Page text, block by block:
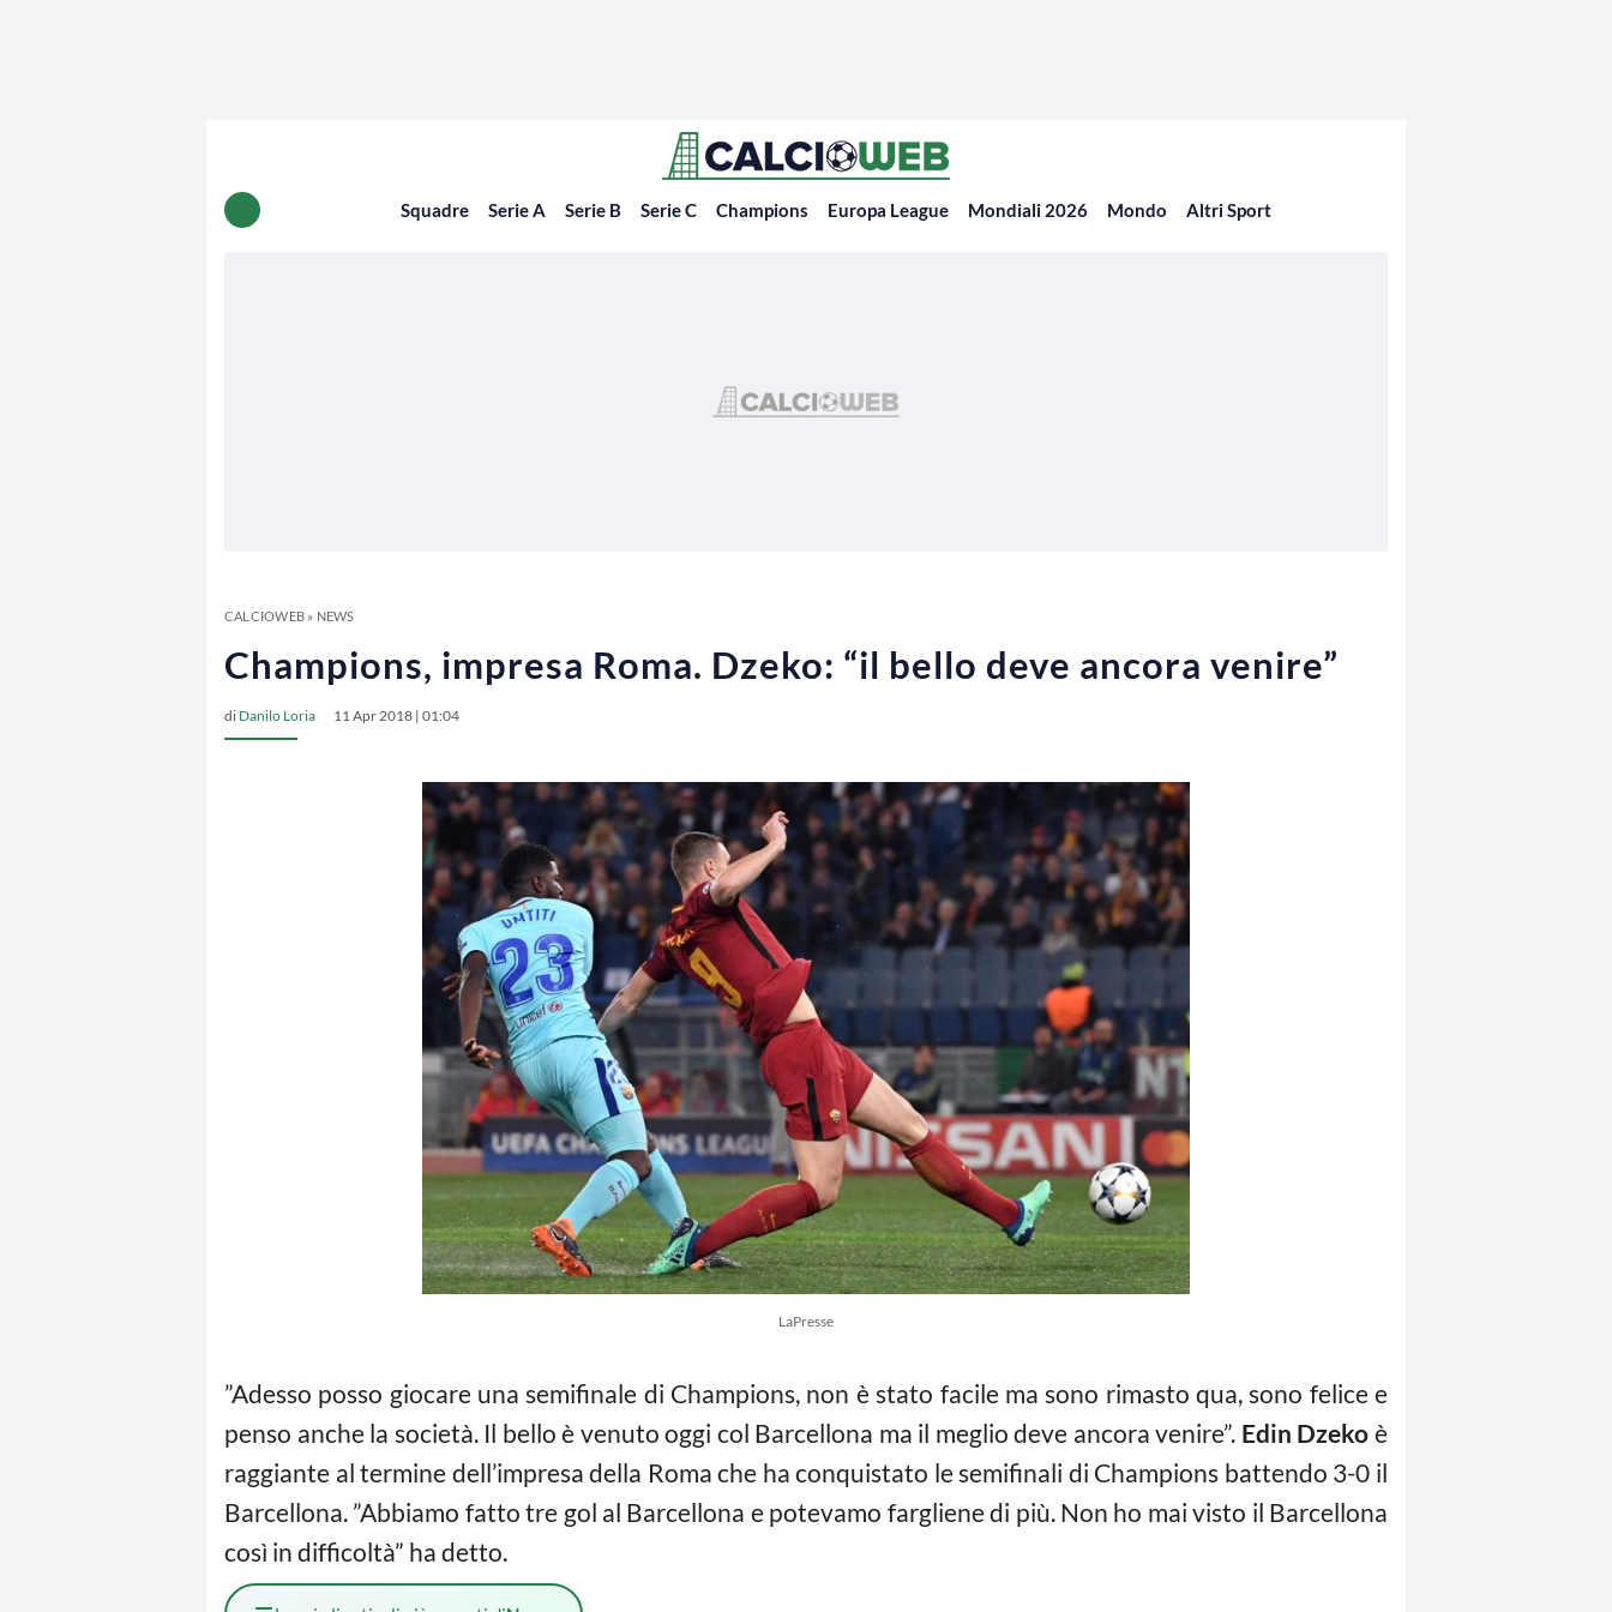
Squadre Serie A Serie B Serie C Champions Europa League Mondiali 2026 Mondo Altri Sport
CALCIOWEB» NEWS
Champions, impresa Roma. Dzeko: “il bello deve ancora venire”
di Danilo Loria 11 Apr 2018 | 01:04
LaPresse
”Adesso posso giocare una semifinale di Champions, non è stato facile ma sono rimasto qua, sono felice e
penso anche la società. Il bello è venuto oggi col Barcellona ma il meglio deve ancora venire”. Edin Dzeko è
raggiante al termine dell’impresa della Roma che ha conquistato le semifinali di Champions battendo 3-0 il
Barcellona. ”Abbiamo fatto tre gol al Barcellona e potevamo fargliene di più. Non ho mai visto il Barcellona
così in difficoltà” ha detto.